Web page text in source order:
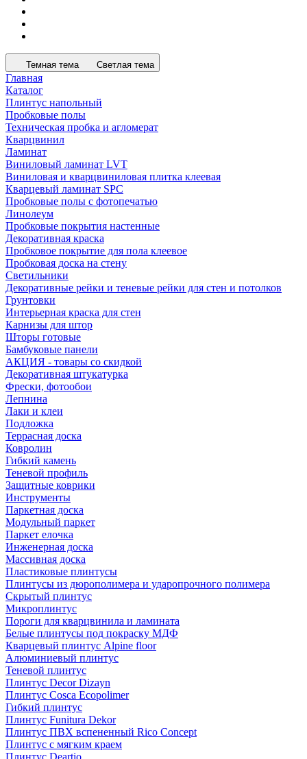
Темная тема Светлая тема
Главная
Каталог
Плинтус напольный
Пробковые полы
Техническая пробка и агломерат
Кварцвинил
Ламинат
Виниловый ламинат LVT
Виниловая и кварцвиниловая плитка клеевая
Кварцевый ламинат SPC
Пробковые полы с фотопечатью
Линолеум
Пробковые покрытия настенные
Декоративная краска
Пробковое покрытие для пола клеевое
Пробковая доска на стену
Светильники
Декоративные рейки и теневые рейки для стен и потолков
Грунтовки
Интерьерная краска для стен
Карнизы для штор
Шторы готовые
Бамбуковые панели
АКЦИЯ - товары со скидкой
Декоративная штукатурка
Фрески, фотообои
Лепнина
Лаки и клеи
Подложка
Террасная доска
Ковролин
Гибкий камень
Теневой профиль
Защитные коврики
Инструменты
Паркетная доска
Модульный паркет
Паркет елочка
Инженерная доска
Массивная доска
Пластиковые плинтусы
Плинтусы из дюрополимера и ударопрочного полимера
Скрытый плинтус
Микроплинтус
Пороги для кварцвинила и ламината
Белые плинтусы под покраску МДФ
Кварцевый плинтус Alpine floor
Алюминиевый плинтус
Теневой плинтус
Плинтус Decor Dizayn
Плинтус Cosca Ecopolimer
Гибкий плинтус
Плинтус Funitura Dekor
Плинтус ПВХ вспененный Rico Concept
Плинтус с мягким краем
Плинтус Deartio